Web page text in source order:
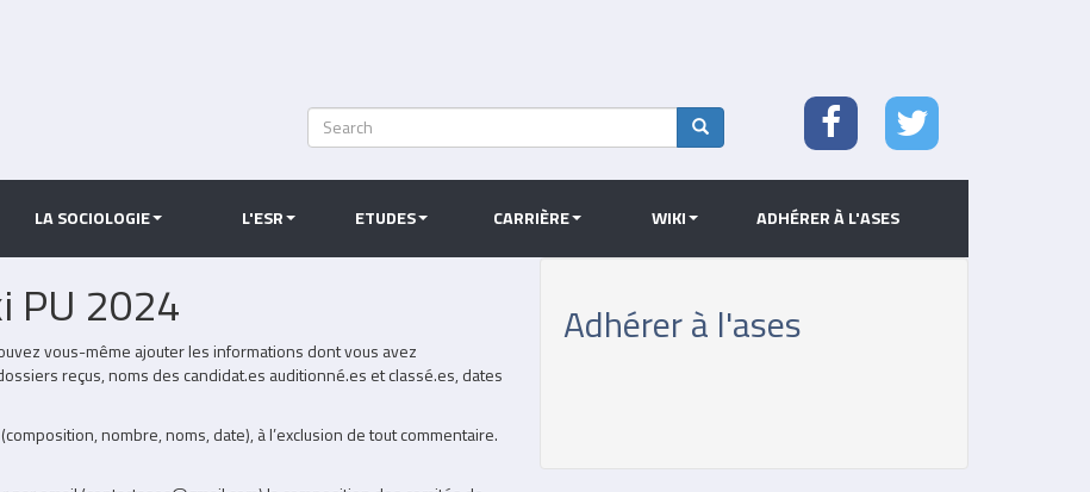
Rechercher
Search Search
LA SOCIOLOGIE L'ESR ETUDES CARRIÈRE WIKI ADHÉRER À L'ASES
PU 2024
vous-même ajouter les informations dont vous avez
reçus, noms des candidat.es auditionné.es et classé.es, dates
nombre, noms, date), à l’exclusion de tout commentaire.
Adhérer à l'ases